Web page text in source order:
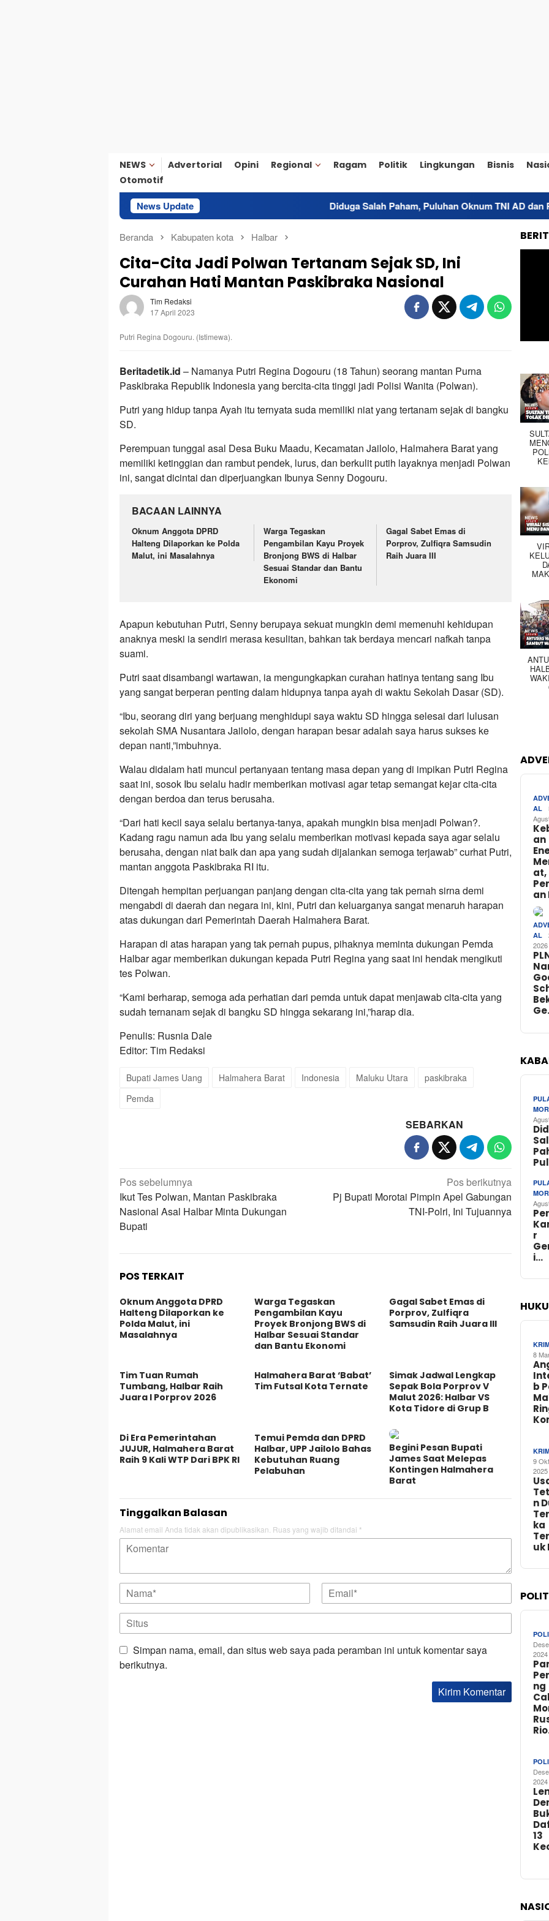
NEWS Advertorial Opini Regional Ragam Politik Lingkungan Bisnis
Otomotif
News Update Diduga Salah Paham, Puluhan Oknum TNI AD dan Polisi di
Beranda Kabupaten kota Halbar
Cita-Cita Jadi Polwan Tertanam Sejak SD, Ini
Curahan Hati Mantan Paskibraka Nasional
Tim Redaksi
17 April 2023
Putri Regina Dogouru. (Istimewa).
Beritadetik.id – Namanya Putri Regina Dogouru (18 Tahun) seorang mantan Purna
Paskibraka Republik Indonesia yang bercita-cita tinggi jadi Polisi Wanita (Polwan).
Putri yang hidup tanpa Ayah itu ternyata suda memiliki niat yang tertanam sejak di bangku
SD.
Perempuan tunggal asal Desa Buku Maadu, Kecamatan Jailolo, Halmahera Barat yang
memiliki ketinggian dan rambut pendek, lurus, dan berkulit putih layaknya menjadi Polwan
ini, sangat dicintai dan diperjuangkan Ibunya Senny Dogouru.
BACAAN LAINNYA
Oknum Anggota DPRD
Halteng Dilaporkan ke Polda
Malut, ini Masalahnya
Warga Tegaskan
Pengambilan Kayu Proyek
Bronjong BWS di Halbar
Sesuai Standar dan Bantu
Ekonomi
Gagal Sabet Emas di
Porprov, Zulfiqra Samsudin
Raih Juara III
Apapun kebutuhan Putri, Senny berupaya sekuat mungkin demi memenuhi kehidupan
anaknya meski ia sendiri merasa kesulitan, bahkan tak berdaya mencari nafkah tanpa
suami.
Putri saat disambangi wartawan, ia mengungkapkan curahan hatinya tentang sang Ibu
yang sangat berperan penting dalam hidupnya tanpa ayah di waktu Sekolah Dasar (SD).
“Ibu, seorang diri yang berjuang menghidupi saya waktu SD hingga selesai dari lulusan
sekolah SMA Nusantara Jailolo, dengan harapan besar adalah saya harus sukses ke
depan nanti,”imbuhnya.
Walau didalam hati muncul pertanyaan tentang masa depan yang di impikan Putri Regina
saat ini, sosok Ibu selalu hadir memberikan motivasi agar tetap semangat kejar cita-cita
dengan berdoa dan terus berusaha.
“Dari hati kecil saya selalu bertanya-tanya, apakah mungkin bisa menjadi Polwan?.
Kadang ragu namun ada Ibu yang selalu memberikan motivasi kepada saya agar selalu
berusaha, dengan niat baik dan apa yang sudah dijalankan semoga terjawab” curhat Putri,
mantan anggota Paskibraka RI itu.
Ditengah hempitan perjuangan panjang dengan cita-cita yang tak pernah sirna demi
mengabdi di daerah dan negara ini, kini, Putri dan keluarganya sangat menaruh harapan
atas dukungan dari Pemerintah Daerah Halmahera Barat.
Harapan di atas harapan yang tak pernah pupus, pihaknya meminta dukungan Pemda
Halbar agar memberikan dukungan kepada Putri Regina yang saat ini hendak mengikuti
tes Polwan.
“Kami berharap, semoga ada perhatian dari pemda untuk dapat menjawab cita-cita yang
sudah ternanam sejak di bangku SD hingga sekarang ini,”harap dia.
Penulis: Rusnia Dale
Editor: Tim Redaksi
Bupati James Uang Halmahera Barat Indonesia Maluku Utara
paskibraka
Pemda
SEBARKAN
Navigasi
pos
Pos sebelumnya
Ikut Tes Polwan, Mantan Paskibraka
Nasional Asal Halbar Minta Dukungan
Bupati
Pos berikutnya
Pj Bupati Morotai Pimpin Apel Gabungan
TNI-Polri, Ini Tujuannya
POS TERKAIT
Oknum Anggota DPRD
Halteng Dilaporkan ke
Polda Malut, ini
Masalahnya
Warga Tegaskan
Pengambilan Kayu
Proyek Bronjong BWS di
Halbar Sesuai Standar
dan Bantu Ekonomi
Gagal Sabet Emas di
Porprov, Zulfiqra
Samsudin Raih Juara III
Tim Tuan Rumah
Tumbang, Halbar Raih
Juara I Porprov 2026
Halmahera Barat ‘Babat’
Tim Futsal Kota Ternate
Simak Jadwal Lengkap
Sepak Bola Porprov V
Malut 2026: Halbar VS
Kota Tidore di Grup B
Di Era Pemerintahan
JUJUR, Halmahera Barat
Raih 9 Kali WTP Dari BPK RI
Temui Pemda dan DPRD
Halbar, UPP Jailolo Bahas
Kebutuhan Ruang
Pelabuhan
Begini Pesan Bupati
James Saat Melepas
Kontingen Halmahera
Barat
Tinggalkan Balasan
Alamat email Anda tidak akan dipublikasikan. Ruas yang wajib ditandai *
Simpan nama, email, dan situs web saya pada peramban ini untuk komentar saya
berikutnya.
AL
an
at,
an
AL
2026
r
i…
8
b
9
2025
n
ka
uk
2024
ng
2024
13